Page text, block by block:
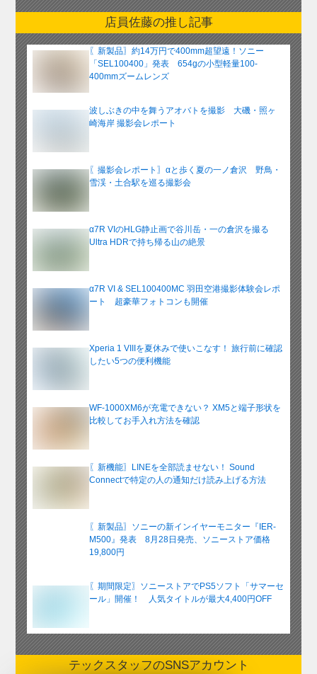
ー
カ
イ
ブ
店員佐藤の推し記事
〖新製品〗約14万円で400mm超望遠！ソニー
「SEL100400」発表 654gの小型軽量100-
400mmズームレンズ
波しぶきの中を舞うアオバトを撮影 大磯・照ヶ
崎海岸 撮影会レポート
〖撮影会レポート〗αと歩く夏の一ノ倉沢 野鳥・
雪渓・土合駅を巡る撮影会
α7R VIのHLG静止画で谷川岳・一の倉沢を撮る
Ultra HDRで持ち帰る山の絶景
α7R VI & SEL100400MC 羽田空港撮影体験会レポ
ート 超豪華フォトコンも開催
Xperia 1 VIIIを夏休みで使いこなす！ 旅行前に確認
したい5つの便利機能
WF-1000XM6が充電できない？ XM5と端子形状を
比較してお手入れ方法を確認
〖新機能〗LINEを全部読ませない！ Sound
Connectで特定の人の通知だけ読み上げる方法
〖新製品〗ソニーの新インイヤーモニター『IER-
M500』発表 8月28日発売、ソニーストア価格
19,800円
〖期間限定〗ソニーストアでPS5ソフト「サマーセ
ール」開催！ 人気タイトルが最大4,400円OFF
テックスタッフのSNSアカウント